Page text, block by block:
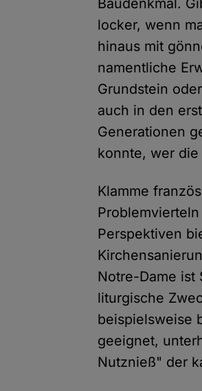
Baudenkmal.
locker, wenn
hinaus mit
namentliche
Grundstein
auch in den
Generationen
konnte, wer die
Klamme
Perspektiven
Notre-Dame ist
liturgische
beispielsweise
geeignet,
Nutznieß" der